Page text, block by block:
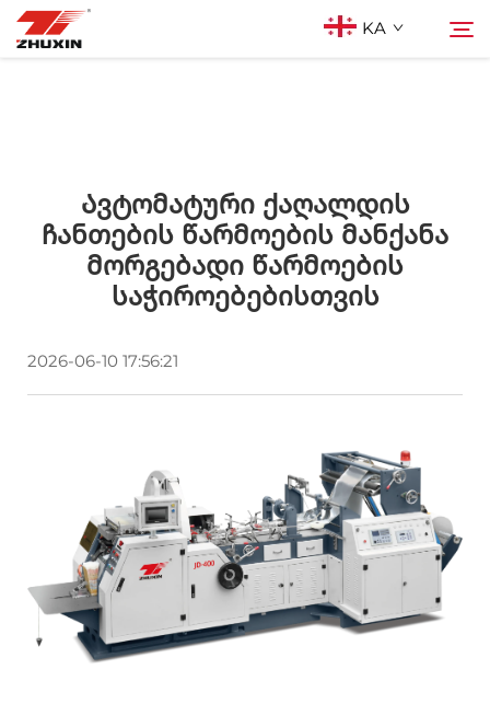
KA
Აპლიკაციები
Კომპანია
Კონტაქტი
Ხშირად დასმული კითხვები
Ავტომატური Ქაღალდის
Ჩანთების Წარმოების Მანქანა
Მორგებადი Წარმოების
Საჭიროებებისთვის
2026-06-10 17:56:21